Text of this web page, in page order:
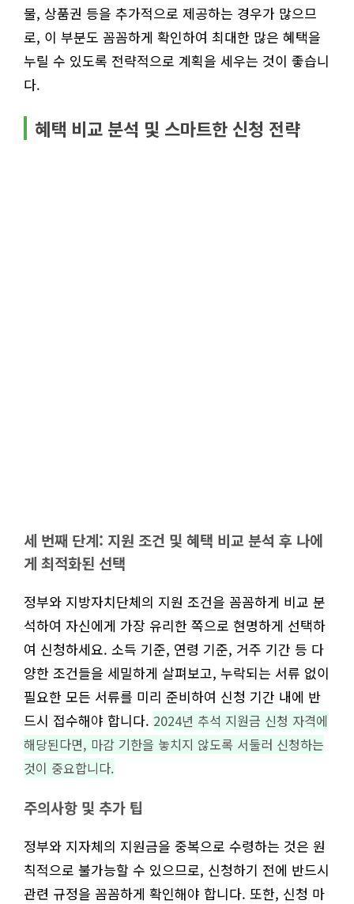
물, 상품권 등을 추가적으로 제공하는 경우가 많으므
로, 이 부분도 꼼꼼하게 확인하여 최대한 많은 혜택을
누릴 수 있도록 전략적으로 계획을 세우는 것이 좋습니
다.
혜택 비교 분석 및 스마트한 신청 전략
세 번째 단계: 지원 조건 및 혜택 비교 분석 후 나에
게 최적화된 선택
정부와 지방자치단체의 지원 조건을 꼼꼼하게 비교 분
석하여 자신에게 가장 유리한 쪽으로 현명하게 선택하
여 신청하세요. 소득 기준, 연령 기준, 거주 기간 등 다
양한 조건들을 세밀하게 살펴보고, 누락되는 서류 없이
필요한 모든 서류를 미리 준비하여 신청 기간 내에 반
드시 접수해야 합니다. 2024년 추석 지원금 신청 자격에
해당된다면, 마감 기한을 놓치지 않도록 서둘러 신청하는
것이 중요합니다.
주의사항 및 추가 팁
정부와 지자체의 지원금을 중복으로 수령하는 것은 원
칙적으로 불가능할 수 있으므로, 신청하기 전에 반드시
관련 규정을 꼼꼼하게 확인해야 합니다. 또한, 신청 마